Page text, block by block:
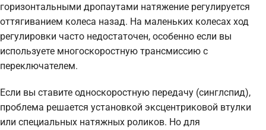
горизонтальными дропаутами натяжение регулируется
оттягиванием колеса назад. На маленьких колесах ход
регулировки часто недостаточен, особенно если вы
используете многоскоростную трансмиссию с
переключателем.
Если вы ставите односкоростную передачу (синглспид),
проблема решается установкой эксцентриковой втулки
или специальных натяжных роликов. Но для